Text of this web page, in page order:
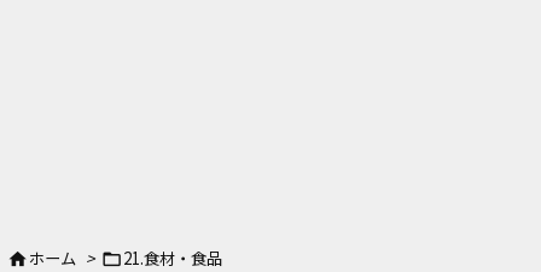
ホーム > 21.食材・食品